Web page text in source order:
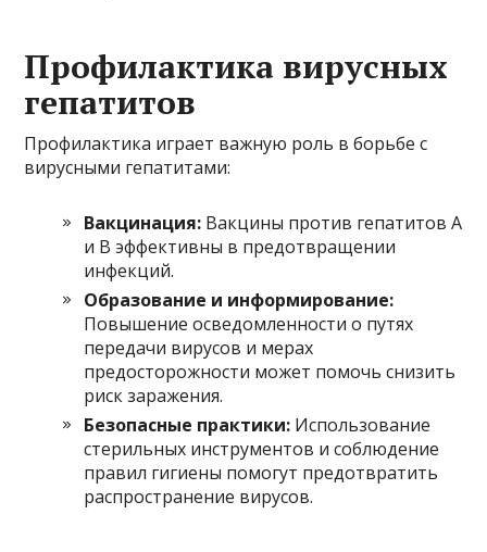
Профилактика вирусных
гепатитов
Профилактика играет важную роль в борьбе с
вирусными гепатитами:
Вакцинация: Вакцины против гепатитов A
и B эффективны в предотвращении
инфекций.
Образование и информирование:
Повышение осведомленности о путях
передачи вирусов и мерах
предосторожности может помочь снизить
риск заражения.
Безопасные практики: Использование
стерильных инструментов и соблюдение
правил гигиены помогут предотвратить
распространение вирусов.